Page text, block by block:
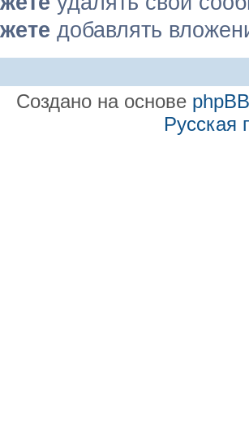
добавлять
Создано на основе phpBB
Русская